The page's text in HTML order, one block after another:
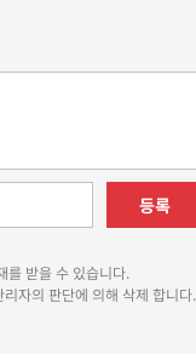
등록
를 받을 수 있습니다.
자의 판단에 의해 삭제 합니다.